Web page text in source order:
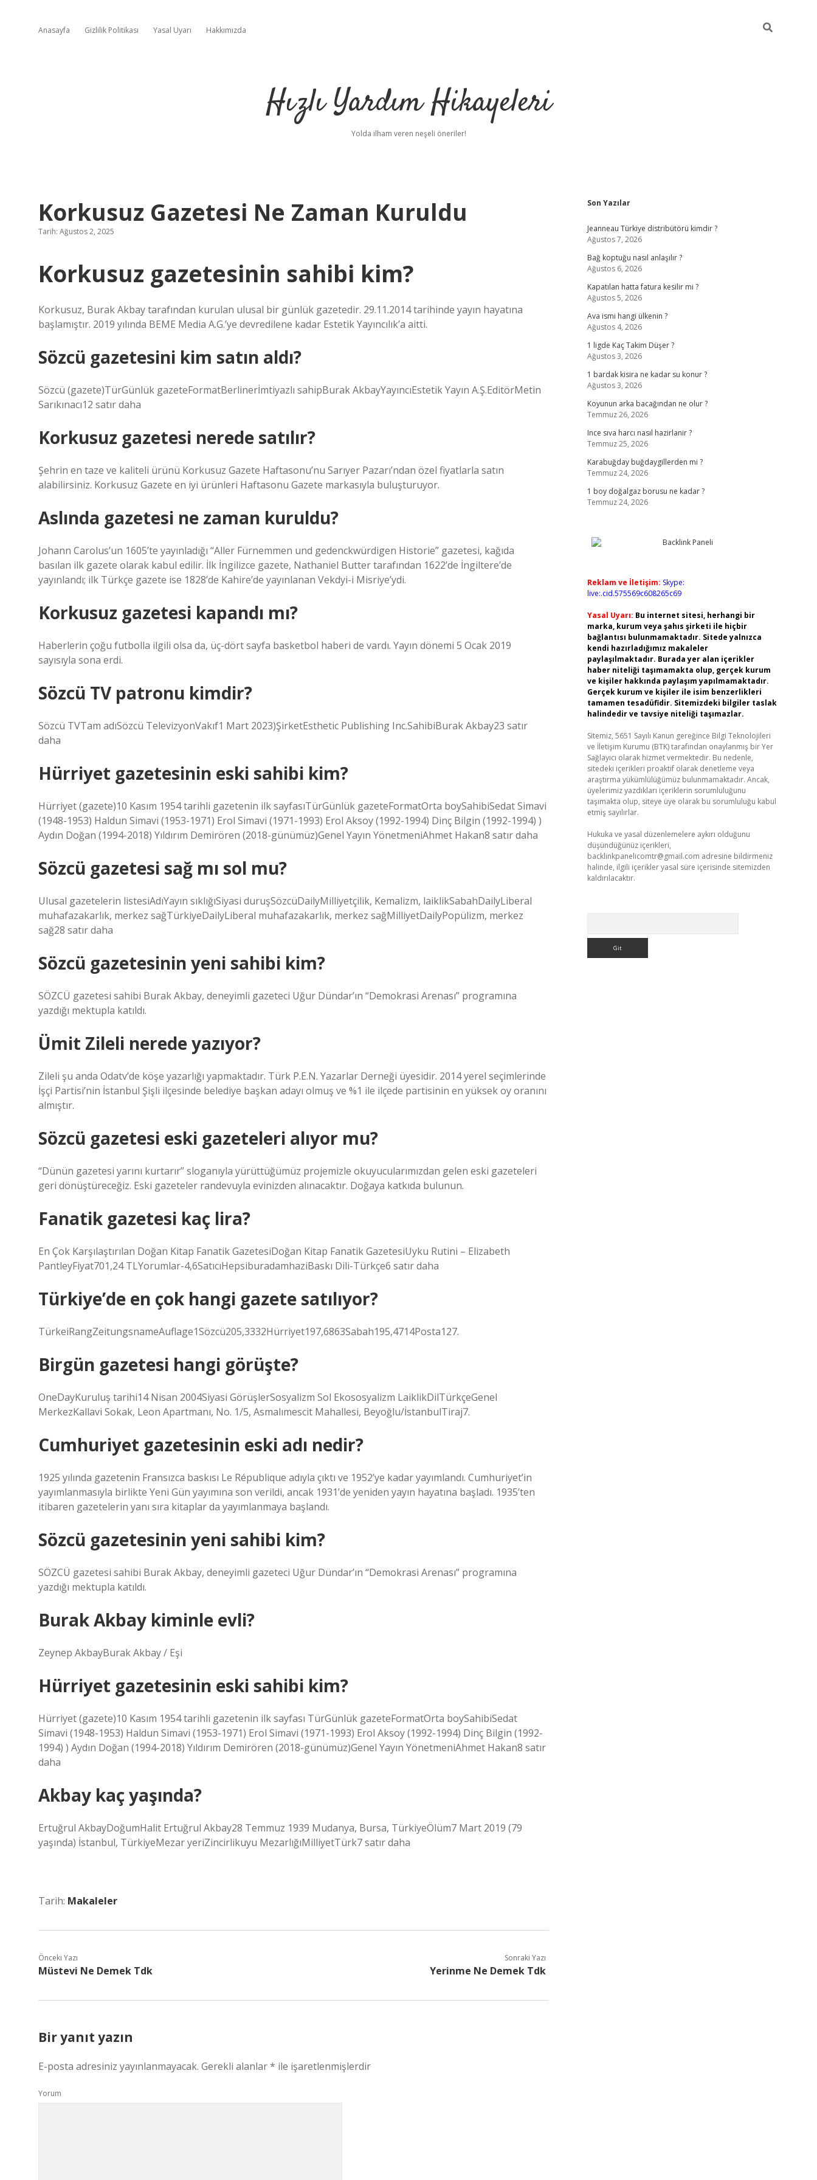
Anasayfa Gizlilik Politikası Yasal Uyarı Hakkımızda
Hızlı Yardım Hikayeleri
Yolda ilham veren neşeli öneriler!
Korkusuz Gazetesi Ne Zaman Kuruldu
Tarih: Ağustos 2, 2025
Korkusuz gazetesinin sahibi kim?
Korkusuz, Burak Akbay tarafından kurulan ulusal bir günlük gazetedir. 29.11.2014 tarihinde yayın hayatına
başlamıştır. 2019 yılında BEME Media A.G.’ye devredilene kadar Estetik Yayıncılık’a aitti.
Sözcü gazetesini kim satın aldı?
Sözcü (gazete)TürGünlük gazeteFormatBerlinerİmtiyazlı sahipBurak AkbayYayıncıEstetik Yayın A.Ş.EditörMetin
Sarıkınacı12 satır daha
Korkusuz gazetesi nerede satılır?
Şehrin en taze ve kaliteli ürünü Korkusuz Gazete Haftasonu’nu Sarıyer Pazarı’ndan özel fiyatlarla satın
alabilirsiniz. Korkusuz Gazete en iyi ürünleri Haftasonu Gazete markasıyla buluşturuyor.
Aslında gazetesi ne zaman kuruldu?
Johann Carolus’un 1605’te yayınladığı “Aller Fürnemmen und gedenckwürdigen Historie” gazetesi, kağıda
basılan ilk gazete olarak kabul edilir. İlk İngilizce gazete, Nathaniel Butter tarafından 1622’de İngiltere’de
yayınlandı; ilk Türkçe gazete ise 1828’de Kahire’de yayınlanan Vekdyi-i Misriye’ydi.
Korkusuz gazetesi kapandı mı?
Haberlerin çoğu futbolla ilgili olsa da, üç-dört sayfa basketbol haberi de vardı. Yayın dönemi 5 Ocak 2019
sayısıyla sona erdi.
Sözcü TV patronu kimdir?
Sözcü TVTam adıSözcü TelevizyonVakıf1 Mart 2023)ŞirketEsthetic Publishing Inc.SahibiBurak Akbay23 satır
daha
Hürriyet gazetesinin eski sahibi kim?
Hürriyet (gazete)10 Kasım 1954 tarihli gazetenin ilk sayfasıTürGünlük gazeteFormatOrta boySahibiSedat Simavi
(1948-1953) Haldun Simavi (1953-1971) Erol Simavi (1971-1993) Erol Aksoy (1992-1994) Dinç Bilgin (1992-1994) )
Aydın Doğan (1994-2018) Yıldırım Demirören (2018-günümüz)Genel Yayın YönetmeniAhmet Hakan8 satır daha
Sözcü gazetesi sağ mı sol mu?
Ulusal gazetelerin listesiAdıYayın sıklığıSiyasi duruşSözcüDailyMilliyetçilik, Kemalizm, laiklikSabahDailyLiberal
muhafazakarlık, merkez sağTürkiyeDailyLiberal muhafazakarlık, merkez sağMilliyetDailyPopülizm, merkez
sağ28 satır daha
Sözcü gazetesinin yeni sahibi kim?
SÖZCÜ gazetesi sahibi Burak Akbay, deneyimli gazeteci Uğur Dündar’ın “Demokrasi Arenası” programına
yazdığı mektupla katıldı.
Ümit Zileli nerede yazıyor?
Zileli şu anda Odatv’de köşe yazarlığı yapmaktadır. Türk P.E.N. Yazarlar Derneği üyesidir. 2014 yerel seçimlerinde
İşçi Partisi’nin İstanbul Şişli ilçesinde belediye başkan adayı olmuş ve %1 ile ilçede partisinin en yüksek oy oranını
almıştır.
Sözcü gazetesi eski gazeteleri alıyor mu?
“Dünün gazetesi yarını kurtarır” sloganıyla yürüttüğümüz projemizle okuyucularımızdan gelen eski gazeteleri
geri dönüştüreceğiz. Eski gazeteler randevuyla evinizden alınacaktır. Doğaya katkıda bulunun.
Fanatik gazetesi kaç lira?
En Çok Karşılaştırılan Doğan Kitap Fanatik GazetesiDoğan Kitap Fanatik GazetesiUyku Rutini – Elizabeth
PantleyFiyat701,24 TLYorumlar-4,6SatıcıHepsiburadamhaziBaskı Dili-Türkçe6 satır daha
Türkiye’de en çok hangi gazete satılıyor?
TürkeiRangZeitungsnameAuflage1Sözcü205,3332Hürriyet197,6863Sabah195,4714Posta127.
Birgün gazetesi hangi görüşte?
OneDayKuruluş tarihi14 Nisan 2004Siyasi GörüşlerSosyalizm Sol Ekososyalizm LaiklikDilTürkçeGenel
MerkezKallavi Sokak, Leon Apartmanı, No. 1/5, Asmalımescit Mahallesi, Beyoğlu/İstanbulTiraj7.
Cumhuriyet gazetesinin eski adı nedir?
1925 yılında gazetenin Fransızca baskısı Le République adıyla çıktı ve 1952’ye kadar yayımlandı. Cumhuriyet’in
yayımlanmasıyla birlikte Yeni Gün yayımına son verildi, ancak 1931’de yeniden yayın hayatına başladı. 1935’ten
itibaren gazetelerin yanı sıra kitaplar da yayımlanmaya başlandı.
Sözcü gazetesinin yeni sahibi kim?
SÖZCÜ gazetesi sahibi Burak Akbay, deneyimli gazeteci Uğur Dündar’ın “Demokrasi Arenası” programına
yazdığı mektupla katıldı.
Burak Akbay kiminle evli?
Zeynep AkbayBurak Akbay / Eşi
Hürriyet gazetesinin eski sahibi kim?
Hürriyet (gazete)10 Kasım 1954 tarihli gazetenin ilk sayfası TürGünlük gazeteFormatOrta boySahibiSedat
Simavi (1948-1953) Haldun Simavi (1953-1971) Erol Simavi (1971-1993) Erol Aksoy (1992-1994) Dinç Bilgin (1992-
1994) ) Aydın Doğan (1994-2018) Yıldırım Demirören (2018-günümüz)Genel Yayın YönetmeniAhmet Hakan8 satır
daha
Akbay kaç yaşında?
Ertuğrul AkbayDoğumHalit Ertuğrul Akbay28 Temmuz 1939 Mudanya, Bursa, TürkiyeÖlüm7 Mart 2019 (79
yaşında) İstanbul, TürkiyeMezar yeriZincirlikuyu MezarlığıMilliyetTürk7 satır daha
Tarih: Makaleler
Önceki Yazı
Müstevi Ne Demek Tdk
Sonraki Yazı
Yerinme Ne Demek Tdk
Bir yanıt yazın
E-posta adresiniz yayınlanmayacak. Gerekli alanlar* ile işaretlenmişlerdir
Yorum
Sidebar
Son Yazılar
Jeanneau Türkiye distribütörü kimdir ?
Ağustos 7, 2026
Bağ koptuğu nasıl anlaşılır ?
Ağustos 6, 2026
Kapatılan hatta fatura kesilir mi ?
Ağustos 5, 2026
Ava ismi hangi ülkenin ?
Ağustos 4, 2026
1 ligde Kaç Takim Düşer ?
Ağustos 3, 2026
1 bardak kisira ne kadar su konur ?
Ağustos 3, 2026
Koyunun arka bacağından ne olur ?
Temmuz 26, 2026
Ince sıva harcı nasıl hazirlanir ?
Temmuz 25, 2026
Karabuğday buğdaygillerden mi ?
Temmuz 24, 2026
1 boy doğalgaz borusu ne kadar ?
Temmuz 24, 2026
Reklam ve İletişim: Skype:
live:.cid.575569c608265c69
Yasal Uyarı: Bu internet sitesi, herhangi bir
marka, kurum veya şahıs şirketi ile hiçbir
bağlantısı bulunmamaktadır. Sitede yalnızca
kendi hazırladığımız makaleler
paylaşılmaktadır. Burada yer alan içerikler
haber niteliği taşımamakta olup, gerçek kurum
ve kişiler hakkında paylaşım yapılmamaktadır.
Gerçek kurum ve kişiler ile isim benzerlikleri
tamamen tesadüfidir. Sitemizdeki bilgiler taslak
halindedir ve tavsiye niteliği taşımazlar.
Sitemiz, 5651 Sayılı Kanun gereğince Bilgi Teknolojileri
ve İletişim Kurumu (BTK) tarafından onaylanmış bir Yer
Sağlayıcı olarak hizmet vermektedir. Bu nedenle,
sitedeki içerikleri proaktif olarak denetleme veya
araştırma yükümlülüğümüz bulunmamaktadır. Ancak,
üyelerimiz yazdıkları içeriklerin sorumluluğunu
taşımakta olup, siteye üye olarak bu sorumluluğu kabul
etmiş sayılırlar.
Hukuka ve yasal düzenlemelere aykırı olduğunu
düşündüğünüz içerikleri,
backlinkpanelicomtr@gmail.com adresine bildirmeniz
halinde, ilgili içerikler yasal süre içerisinde sitemizden
kaldırılacaktır.